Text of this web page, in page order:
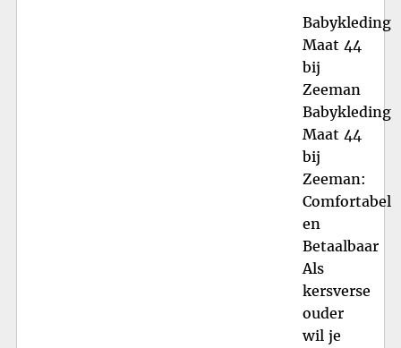
Babykleding
Maat 44
bij
Zeeman
Babykleding
Maat 44
bij
Zeeman:
Comfortabel
en
Betaalbaar
Als
kersverse
ouder
wil je